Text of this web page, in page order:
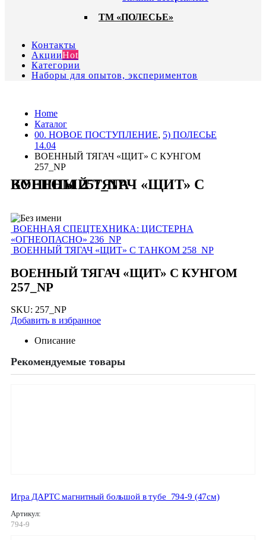
ТМ «ПОЛЕСЬЕ»
Контакты
АкцииHot
Категории
Наборы для опытов, экспериментов
Home
Каталог
00. HОВОЕ ПОСТУПЛЕНИЕ, 5) ПОЛЕСЬЕ
14.04
ВОЕННЫЙ ТЯГАЧ «ЩИТ» С КУНГОМ
257_NP
ВОЕННЫЙ ТЯГАЧ «ЩИТ» С КУНГОМ 257_NP
ВОЕННАЯ СПЕЦТЕХНИКА: ЦИСТЕРНА
«ОГНЕОПАСНО» 236_NP
ВОЕННЫЙ ТЯГАЧ «ЩИТ» С ТАНКОМ 258_NP
ВОЕННЫЙ ТЯГАЧ «ЩИТ» С КУНГОМ
257_NP
SKU: 257_NP
Добавить в избранное
Описание
Рекомендуемые товары
Игра ДАРТС магнитный большой в тубе_794-9 (47см)
Артикул:
794-9